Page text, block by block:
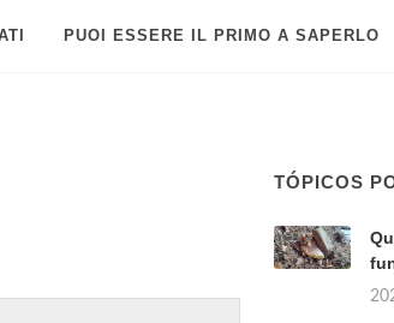
PUOI ESSERE IL PRIMO A SAPERLO
TÓPICOS